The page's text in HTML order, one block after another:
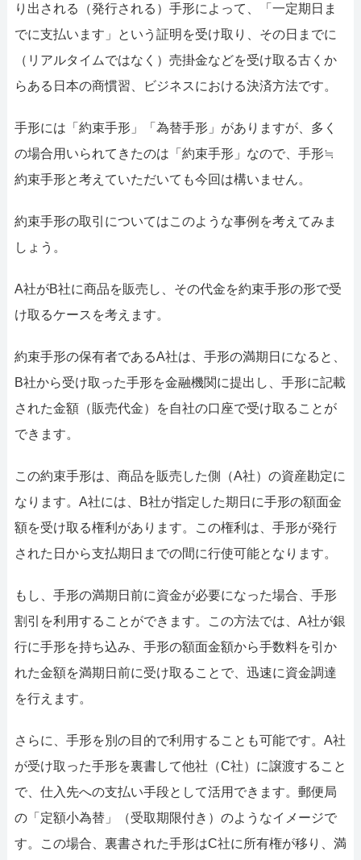
り出される（発行される）手形によって、「一定期日ま
でに支払います」という証明を受け取り、その日までに
（リアルタイムではなく）売掛金などを受け取る古くか
らある日本の商慣習、ビジネスにおける決済方法です。
手形には「約束手形」「為替手形」がありますが、多く
の場合用いられてきたのは「約束手形」なので、手形≒
約束手形と考えていただいても今回は構いません。
約束手形の取引についてはこのような事例を考えてみま
しょう。
A社がB社に商品を販売し、その代金を約束手形の形で受
け取るケースを考えます。
約束手形の保有者であるA社は、手形の満期日になると、
B社から受け取った手形を金融機関に提出し、手形に記載
された金額（販売代金）を自社の口座で受け取ることが
できます。
この約束手形は、商品を販売した側（A社）の資産勘定に
なります。A社には、B社が指定した期日に手形の額面金
額を受け取る権利があります。この権利は、手形が発行
された日から支払期日までの間に行使可能となります。
もし、手形の満期日前に資金が必要になった場合、手形
割引を利用することができます。この方法では、A社が銀
行に手形を持ち込み、手形の額面金額から手数料を引か
れた金額を満期日前に受け取ることで、迅速に資金調達
を行えます。
さらに、手形を別の目的で利用することも可能です。A社
が受け取った手形を裏書して他社（C社）に譲渡すること
で、仕入先への支払い手段として活用できます。郵便局
の「定額小為替」（受取期限付き）のようなイメージで
す。この場合、裏書された手形はC社に所有権が移り、満